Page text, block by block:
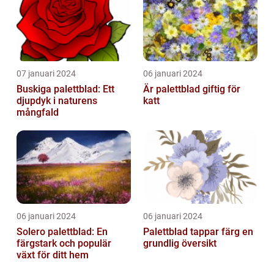
07 januari 2024
Buskiga palettblad: Ett
djupdyk i naturens
mångfald
06 januari 2024
Är palettblad giftig för
katt
06 januari 2024
Solero palettblad: En
färgstark och populär
växt för ditt hem
06 januari 2024
Palettblad tappar färg en
grundlig översikt